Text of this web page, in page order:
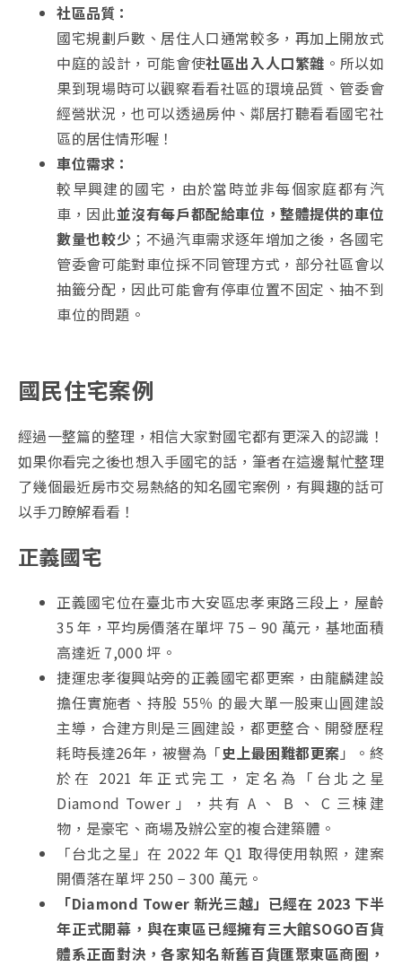
社區品質：
國宅規劃戶數、居住人口通常較多，再加上開放式
中庭的設計，可能會使社區出入人口繁雜 。所以如
果到現場時可以觀察看看社區的環境品質、管委會
經營狀況，也可以透過房仲、鄰居打聽看看國宅社
區的居住情形喔！
車位需求：
較早興建的國宅，由於當時並非每個家庭都有汽
車，因此並沒有每戶都配給車位，整體提供的車位
數量也較少 ；不過汽車需求逐年增加之後，各國宅
管委會可能對車位採不同管理方式，部分社區會以
抽籤分配，因此可能會有停車位置不固定、抽不到
車位的問題。
國民住宅案例
經過一整篇的整理，相信大家對國宅都有更深入的認識！
如果你看完之後也想入手國宅的話，筆者在這邊幫忙整理
了幾個最近房市交易熱絡的知名國宅案例，有興趣的話可
以手刀瞭解看看！
正義國宅
正義國宅位在臺北市大安區忠孝東路三段上，屋齡
35 年，平均房價落在單坪 75 − 90 萬元，基地面積
高達近 7,000 坪。
捷運忠孝復興站旁的正義國宅都更案，由龍麟建設
擔任實施者、持股 55％ 的最大單一股東山圓建設
主導，合建方則是三圓建設，都更整合、開發歷程
耗時長達26年，被譽為「史上最困難都更案 」。終
於在 2021 年正式完工，定名為「台北之星
Diamond Tower 」，共有 A 、 B 、 C 三棟建
物，是豪宅、商場及辦公室的複合建築體。
「台北之星」在 2022 年 Q1 取得使用執照，建案
開價落在單坪 250 − 300 萬元。
「Diamond Tower 新光三越」已經在 2023 下半
年正式開幕，與在東區已經擁有三大館SOGO百貨
體系正面對決，各家知名新舊百貨匯聚東區商圈，